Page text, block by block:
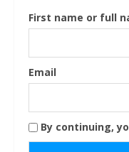
First name or full
Email
By continuing,